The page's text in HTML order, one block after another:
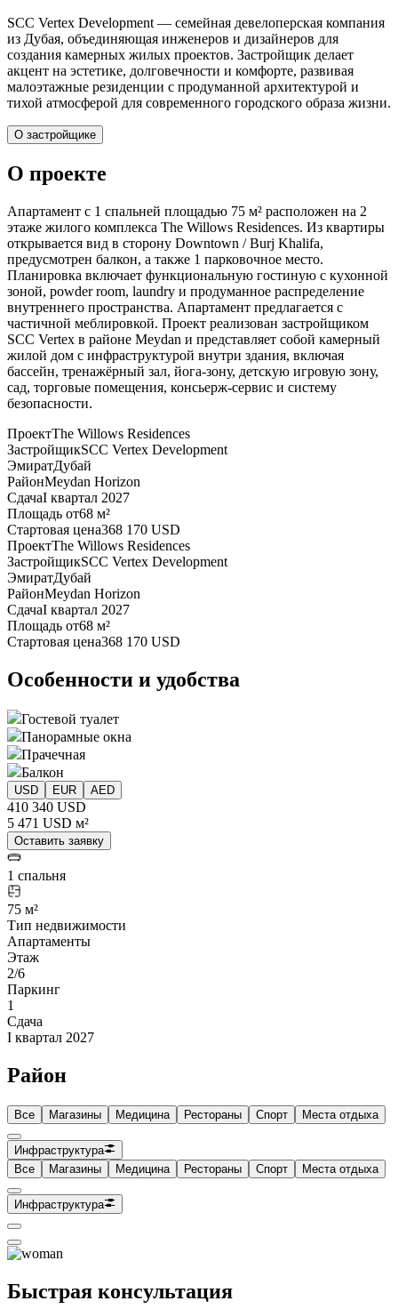
SCC Vertex Development — семейная девелоперская компания
из Дубая, объединяющая инженеров и дизайнеров для
создания камерных жилых проектов. Застройщик делает
акцент на эстетике, долговечности и комфорте, развивая
малoэтажные резиденции с продуманной архитектурой и
тихой атмосферой для современного городского образа жизни.
О застройщике
О проекте
Апартамент с 1 спальней площадью 75 м² расположен на 2
этаже жилого комплекса The Willows Residences. Из квартиры
открывается вид в сторону Downtown / Burj Khalifa,
предусмотрен балкон, а также 1 парковочное место.
Планировка включает функциональную гостиную с кухонной
зоной, powder room, laundry и продуманное распределение
внутреннего пространства. Апартамент предлагается с
частичной меблировкой. Проект реализован застройщиком
SCC Vertex в районе Meydan и представляет собой камерный
жилой дом с инфраструктурой внутри здания, включая
бассейн, тренажёрный зал, йога-зону, детскую игровую зону,
сад, торговые помещения, консьерж-сервис и систему
безопасности.
ПроектThe Willows Residences
ЗастройщикSCC Vertex Development
ЭмиратДубай
РайонMeydan Horizon
СдачаI квартал 2027
Площадь от68 м²
Стартовая цена368 170 USD
ПроектThe Willows Residences
ЗастройщикSCC Vertex Development
ЭмиратДубай
РайонMeydan Horizon
СдачаI квартал 2027
Площадь от68 м²
Стартовая цена368 170 USD
Особенности и удобства
Гостевой туалет
Панорамные окна
Прачечная
Балкон
USD EUR AED
410 340 USD
5 471 USD м²
Оставить заявку
1 спальня
75 м²
Тип недвижимости
Апартаменты
Этаж
2/6
Паркинг
1
Сдача
I квартал 2027
Район
Все Магазины Медицина Рестораны Спорт Места отдыха
Инфраструктура
Все
Магазины Медицина Рестораны Спорт Места отдыха
Инфраструктура
Быстрая консультация